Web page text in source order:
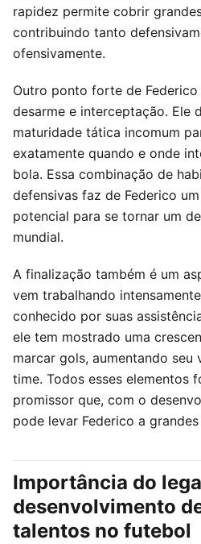
rapidez permite cobrir
contribuindo tanto
ofensivamente.
Outro ponto forte de
desarme e interceptação. Ele
maturidade tática incomum
exatamente quando e onde
bola. Essa combinação de
defensivas faz de Federico
potencial para se tornar um
mundial.
A finalização também é um
vem trabalhando
conhecido por suas
ele tem mostrado uma
marcar gols, aumentando seu
time. Todos esses elementos
promissor que, com o
pode levar Federico a
Importância do
desenvolvimento
talentos no futebol